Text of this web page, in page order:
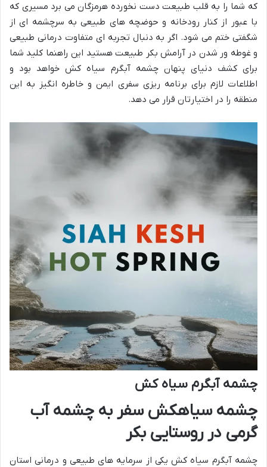
که شما را به قلب طبیعت دست نخورده هرمزگان می برد مسیری که
با عبور از کنار رودخانه و حوضچه های طبیعی به سرچشمه ای از
شگفتی ختم می شود. اگر به دنبال تجربه ای متفاوت درمانی طبیعی
و غوطه ور شدن در آرامش بکر طبیعت هستید این راهنما کلید شما
برای کشف دنیای پنهان چشمه آبگرم سیاه کش خواهد بود و
اطلاعات لازم برای برنامه ریزی سفری ایمن و خاطره انگیز به این
منطقه را در اختیارتان قرار می دهد.
چشمه آبگرم سیاه کش
چشمه سیاهکش سفر به چشمه آب
گرمی در روستایی بکر
چشمه آبگرم سیاه کش یکی از سرمایه های طبیعی و درمانی استان